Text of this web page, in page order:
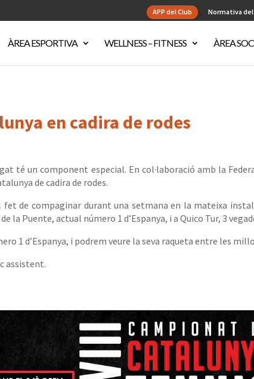
APP del Club Normativa
ÀREA ESPORTIVA WELLNESS – FITNESS ÀREA
en cadira de rodes
té un component especial. En col·laboració amb la
de cadira de rodes.
de compaginar durant una setmana en la mateixa
Puente, actual número 1 d’Espanya, i a Quico Tur, 3
1 d’Espanya, i podrem veure la seva raqueta entre les
assistent.